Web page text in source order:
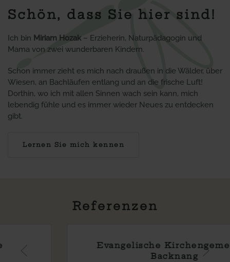
Schön, dass Sie hier sind!
Ich bin Miriam Hozak– Erzieherin, Naturpädagogin und
Mama von zwei wunderbaren Kindern.
Schon immer zieht es mich nach draußen in die Wälder, über
Wiesen, an Bachläufen entlang und an die frische Luft!
Dorthin, wo ich mit allen Sinnen wach sein kann, mich
lebendig fühle und es immer wieder Neues zu entdecken
gibt.
Lernen Sie mich kennen
Referenzen
Evangelische Kirchengemeinde